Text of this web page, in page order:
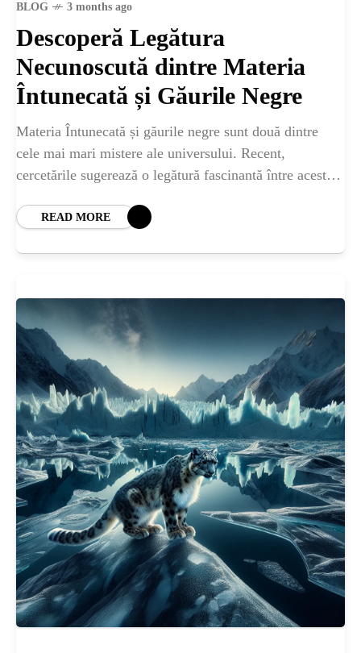
BLOG 3 months ago
Descoperă Legătura
Necunoscută dintre Materia
Întunecată și Găurile Negre
Materia Întunecată și găurile negre sunt două dintre
cele mai mari mistere ale universului. Recent,
cercetările sugerează o legătură fascinantă între aceste
READ MORE